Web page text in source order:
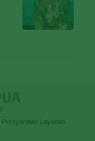
Persyaratan Layanan